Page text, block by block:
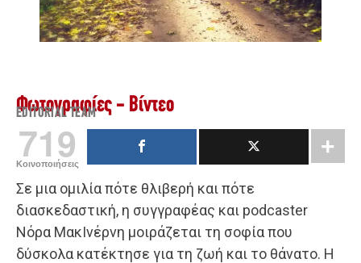
Φωτογραφίες - Βίντεο
EDITORIAL TEAM
719
Κοινοποιήσεις
Σε μια ομιλία πότε θλιβερή και πότε
διασκεδαστική, η συγγραφέας και podcaster
Νόρα ΜακΙνέρνη μοιράζεται τη σοφία που
δύσκολα κατέκτησε για τη ζωή και το θάνατο. Η